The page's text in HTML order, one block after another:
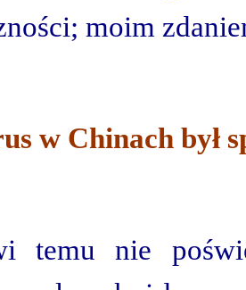
moim
w Chinach był
temu nie